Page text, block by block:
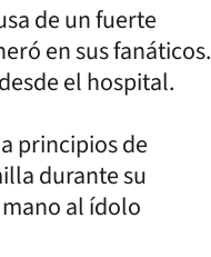
de un fuerte
en sus fanáticos.
el hospital.
principios de
durante su
al ídolo